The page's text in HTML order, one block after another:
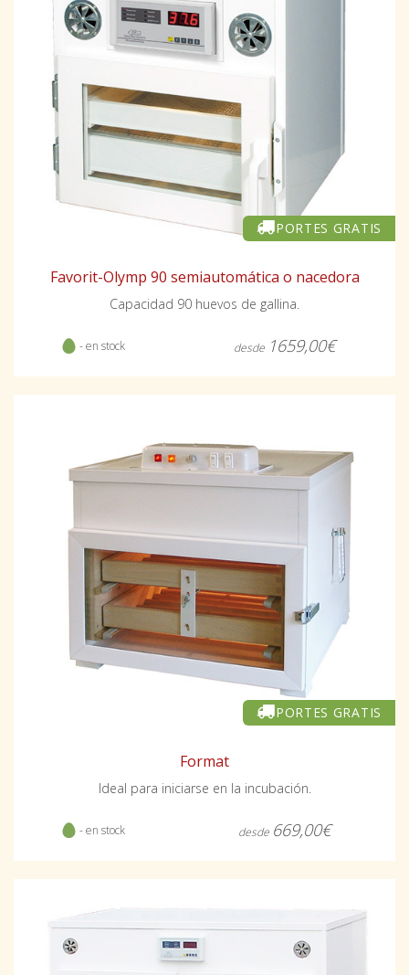
PORTES GRATIS
Favorit-Olymp 90 semiautomática o nacedora
Capacidad 90 huevos de gallina.
- en stock desde 1659,00€
PORTES GRATIS
Format
Ideal para iniciarse en la incubación.
- en stock desde 669,00€